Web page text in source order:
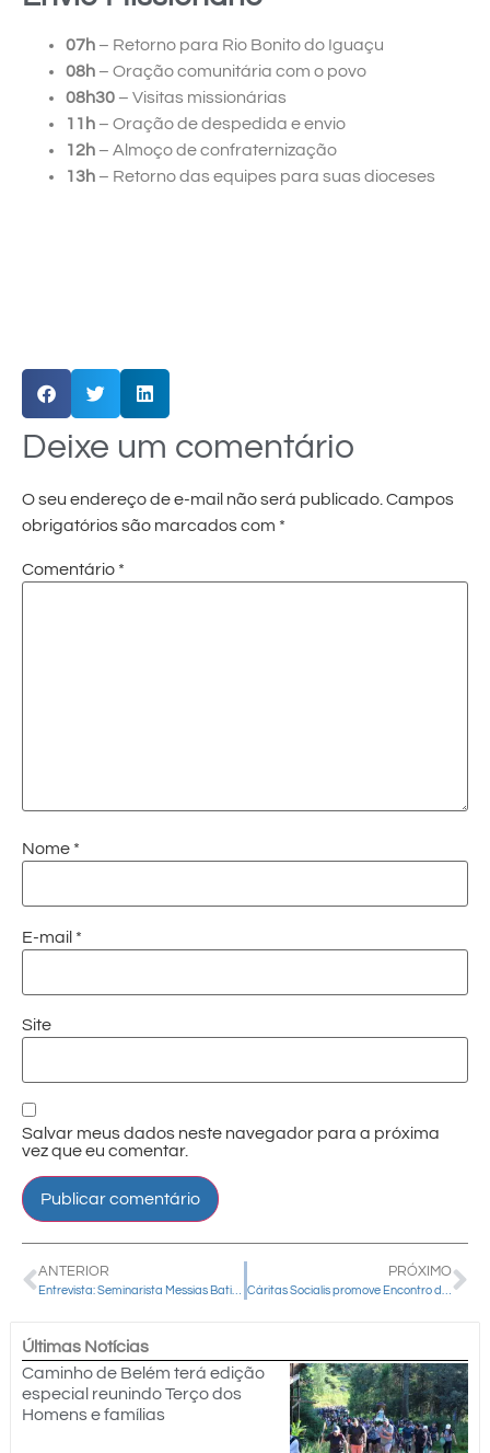
07h – Retorno para Rio Bonito do Iguaçu
08h – Oração comunitária com o povo
08h30 – Visitas missionárias
11h – Oração de despedida e envio
12h – Almoço de confraternização
13h – Retorno das equipes para suas dioceses
Deixe um comentário
O seu endereço de e-mail não será publicado.Campos
obrigatórios são marcados com *
Comentário *
Nome *
E-mail *
Site
Salvar meus dados neste navegador para a próxima
vez que eu comentar.
ANTERIOR
Entrevista: Seminarista Messias Batista de França será ordenado diácono neste sábado na Catedral Nossa Senhora de Belém
PRÓXIMO
Cáritas Socialis promove Encontro de Gerações
Últimas Notícias
Caminho de Belém terá edição
especial reunindo Terço dos
Homens e famílias